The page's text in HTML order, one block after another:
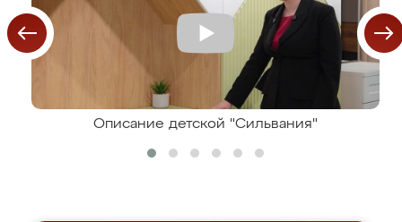
Описание детской "Сильвания"